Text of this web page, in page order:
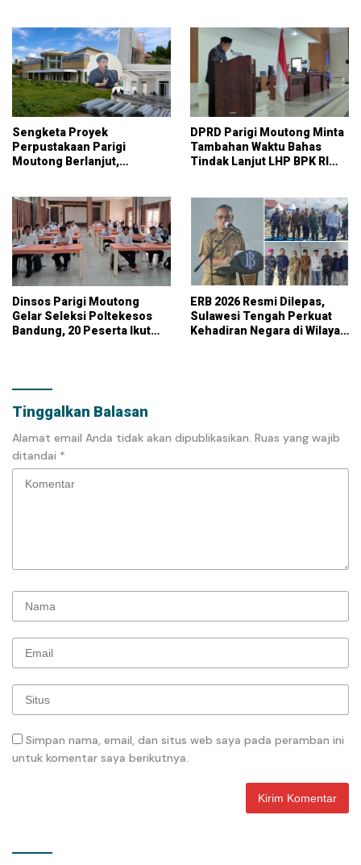
Sengketa Proyek
Perpustakaan Parigi
Moutong Berlanjut,
dengan Dana Pribadi
DPRD Parigi Moutong Minta
Tambahan Waktu Bahas
Tindak Lanjut LHP BPK RI
Dinsos Parigi Moutong
Gelar Seleksi Poltekesos
Bandung, 20 Peserta Ikut
ERB 2026 Resmi Dilepas,
Sulawesi Tengah Perkuat
Kehadiran Negara di Wilayah
Tinggalkan Balasan
Alamat email Anda tidak akan dipublikasikan. Ruas yang wajib
ditandai *
Simpan nama, email, dan situs web saya pada peramban ini
untuk komentar saya berikutnya.